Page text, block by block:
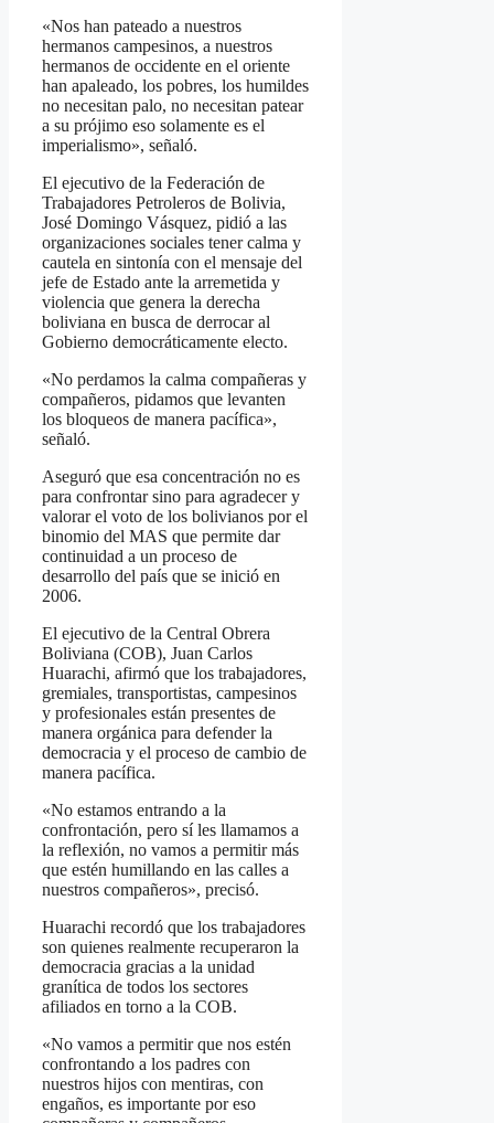
«Nos han pateado a nuestros
hermanos campesinos, a nuestros
hermanos de occidente en el oriente
han apaleado, los pobres, los humildes
no necesitan palo, no necesitan patear
a su prójimo eso solamente es el
imperialismo», señaló.
El ejecutivo de la Federación de
Trabajadores Petroleros de Bolivia,
José Domingo Vásquez, pidió a las
organizaciones sociales tener calma y
cautela en sintonía con el mensaje del
jefe de Estado ante la arremetida y
violencia que genera la derecha
boliviana en busca de derrocar al
Gobierno democráticamente electo.
«No perdamos la calma compañeras y
compañeros, pidamos que levanten
los bloqueos de manera pacífica»,
señaló.
Aseguró que esa concentración no es
para confrontar sino para agradecer y
valorar el voto de los bolivianos por el
binomio del MAS que permite dar
continuidad a un proceso de
desarrollo del país que se inició en
2006.
El ejecutivo de la Central Obrera
Boliviana (COB), Juan Carlos
Huarachi, afirmó que los trabajadores,
gremiales, transportistas, campesinos
y profesionales están presentes de
manera orgánica para defender la
democracia y el proceso de cambio de
manera pacífica.
«No estamos entrando a la
confrontación, pero sí les llamamos a
la reflexión, no vamos a permitir más
que estén humillando en las calles a
nuestros compañeros», precisó.
Huarachi recordó que los trabajadores
son quienes realmente recuperaron la
democracia gracias a la unidad
granítica de todos los sectores
afiliados en torno a la COB.
«No vamos a permitir que nos estén
confrontando a los padres con
nuestros hijos con mentiras, con
engaños, es importante por eso